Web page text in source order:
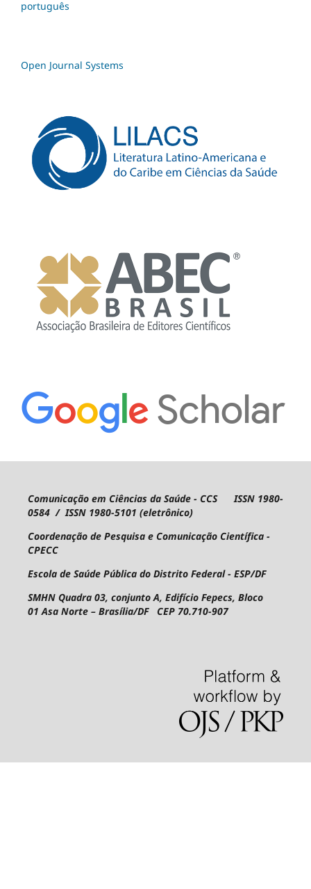
português
Open Journal Systems
Comunicação em Ciências da Saúde - CCS ISSN 1980-
0584 / ISSN 1980-5101 (eletrônico)
Coordenação de Pesquisa e Comunicação Científica -
CPECC
Escola de Saúde Pública do Distrito Federal - ESP/DF
SMHN Quadra 03, conjunto A, Edifício Fepecs, Bloco
01Asa Norte – Brasília/DF CEP 70.710-907